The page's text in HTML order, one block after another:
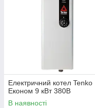
Електричний котел Tenko
Економ 9 кВт 380В
В наявності